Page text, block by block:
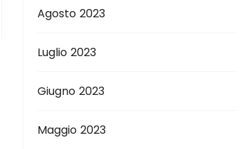
Agosto 2023
Luglio 2023
Giugno 2023
Maggio 2023